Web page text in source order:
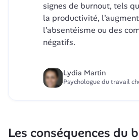
signes de burnout, tels
la productivité,
l'absentéisme ou des
négatifs.
Lydia Martin
Psychologue du travail
Les conséquences du